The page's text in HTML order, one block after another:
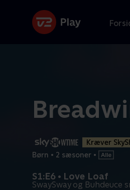
Kræver
Børn • 2 sæsoner •
S1:E6 • Love Loaf
SwaySway og